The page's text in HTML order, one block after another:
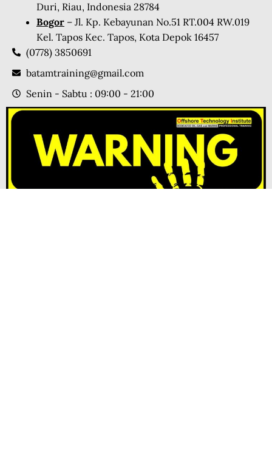
Duri, Riau, Indonesia 28784
Bogor – Jl. Kp. Kebayunan No.51 RT.004 RW.019
Kel. Tapos Kec. Tapos, Kota Depok 16457
(0778) 3850691
batamtraining@gmail.com
Senin - Sabtu : 09:00 - 21:00